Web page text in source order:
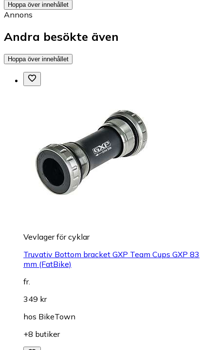
Hoppa över innehållet
Annons
Andra besökte även
Hoppa över innehållet
Vevlager för cyklar
Truvativ Bottom bracket GXP Team Cups GXP 83
mm (FatBike)
fr.
349 kr
hos BikeTown
+8 butiker